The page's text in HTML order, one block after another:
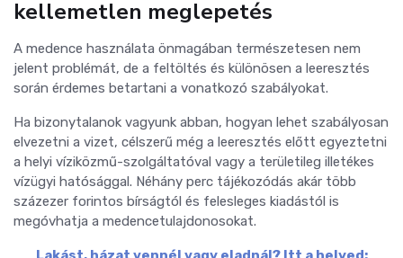
kellemetlen meglepetés
A medence használata önmagában természetesen nem
jelent problémát, de a feltöltés és különösen a leeresztés
során érdemes betartani a vonatkozó szabályokat.
Ha bizonytalanok vagyunk abban, hogyan lehet szabályosan
elvezetni a vizet, célszerű még a leeresztés előtt egyeztetni
a helyi víziközmű-szolgáltatóval vagy a területileg illetékes
vízügyi hatósággal. Néhány perc tájékozódás akár több
százezer forintos bírságtól és felesleges kiadástól is
megóvhatja a medencetulajdonosokat.